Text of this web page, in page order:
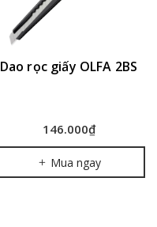
Dao rọc giấy OLFA 2BS
146.000₫
Mua ngay